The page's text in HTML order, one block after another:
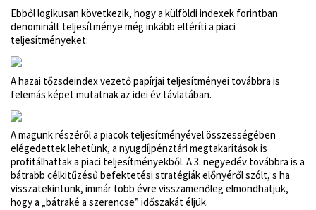
Ebből logikusan következik, hogy a külföldi indexek forintban
denominált teljesítménye még inkább eltéríti a piaci
teljesítményeket:
A hazai tőzsdeindex vezető papírjai teljesítményei továbbra is
felemás képet mutatnak az idei év távlatában.
A magunk részéről a piacok teljesítményével összességében
elégedettek lehetünk, a nyugdíjpénztári megtakarítások is
profitálhattak a piaci teljesítményekből. A 3. negyedév továbbra is a
bátrabb célkitűzésű befektetési stratégiák előnyéről szólt, s ha
visszatekintünk, immár több évre visszamenőleg elmondhatjuk,
hogy a „bátraké a szerencse” időszakát éljük.